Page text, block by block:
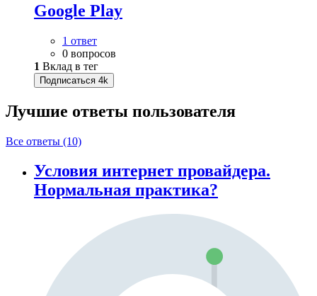
Google Play
1 ответ
0 вопросов
1 Вклад в тег
Подписаться 4k
Лучшие ответы пользователя
Все ответы (10)
Условия интернет провайдера.
Нормальная практика?